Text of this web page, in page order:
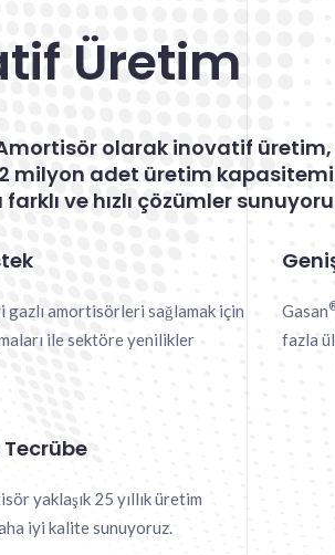
Üretim
olarak inovatif
milyon adet üretim
ve hızlı çözümler
amortisörleri sağlamak için
ile sektöre yenilikler
Tecrübe
yaklaşık 25 yıllık üretim
iyi kalite sunuyoruz.
Gasan
fazla